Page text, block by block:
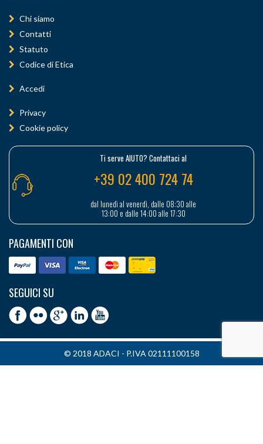
Chi siamo
Contatti
Statuto
Codice di Etica
Accedi
Privacy
Cookie policy
Ti serve AIUTO? Contattaci al
+39 02 400 724 74
dal lunedì al venerdì, dalle 08:30 alle
13:00 e dalle 14:00 alle 17:30
PAGAMENTI CON
SEGUICI SU
© 2018 ADACI - P.IVA 02111100158